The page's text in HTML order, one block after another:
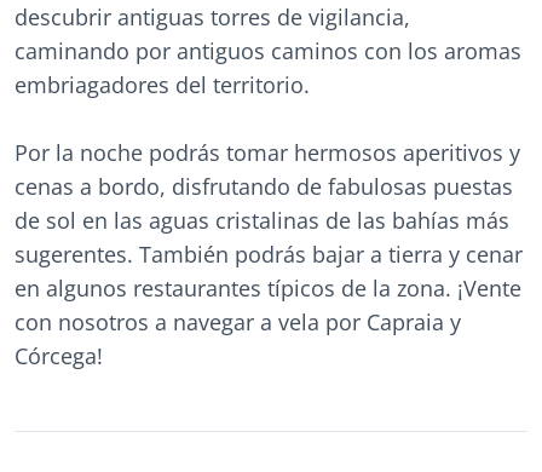
descubrir antiguas torres de vigilancia,
caminando por antiguos caminos con los aromas
embriagadores del territorio.
Por la noche podrás tomar hermosos aperitivos y
cenas a bordo, disfrutando de fabulosas puestas
de sol en las aguas cristalinas de las bahías más
sugerentes. También podrás bajar a tierra y cenar
en algunos restaurantes típicos de la zona. ¡Vente
con nosotros a navegar a vela por Capraia y
Córcega!